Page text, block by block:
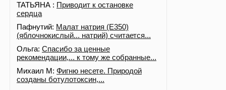
ТАТЬЯНА : Приводит к остановке
сердца
Пафнутий: Малат натрия (E350)
(яблочнокислый... натрий) считается...
Ольга: Спасибо за ценные
рекомендации,... к тому же собранные...
Михаил М: Фигню несете. Природой
созданы ботулотоксин,...